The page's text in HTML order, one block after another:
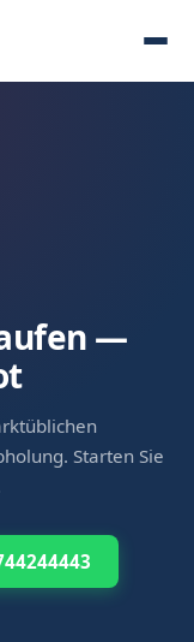
—
Starten Sie